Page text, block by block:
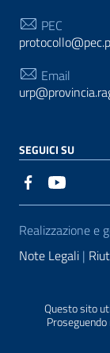
Questo sito
PEC
Email
SEGUICI SU
Sezione
Realizzazione e
Note Legali
Segnalazioni
Accessibilità